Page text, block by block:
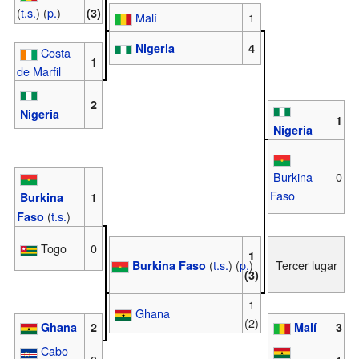
(t.s.) (p.)
(3)
Malí 1
Nigeria 4
Costa
de Marfil
1
Nigeria
2
Nigeria
1
Burkina
Faso
0
Burkina
Faso (t.s.)
1
Togo 0
Burkina Faso (t.s.) (p.)
1
(3)
Tercer lugar
Ghana
1
(2)
Ghana 2 Malí 3
Cabo